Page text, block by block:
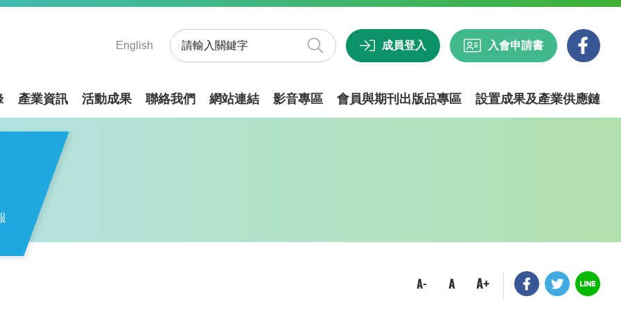
English 成員登入 入會申請書
產業資訊 活動成果 聯絡我們 網站連結 影音專區 會員與期刊出版品專區 設置成果及產業供應鏈